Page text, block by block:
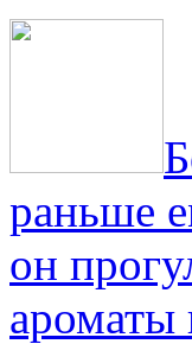
раньше
он
ароматы